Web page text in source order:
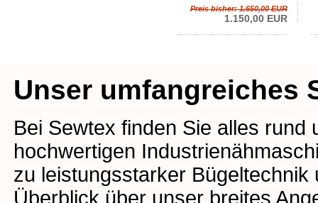
Preis bisher: 1.650,00 EUR
1.150,00 EUR
Unser umfangreiches
Bei Sewtex finden Sie alles
hochwertigen
zu leistungsstarker
Überblick über unser breites